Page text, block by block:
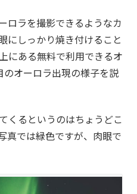
ロラを撮影できるようなカ
にしっかり焼き付けること
にある無料で利用できるオ
オーロラ出現の様子を説
くるというのはちょうどこ
では緑色ですが、肉眼で